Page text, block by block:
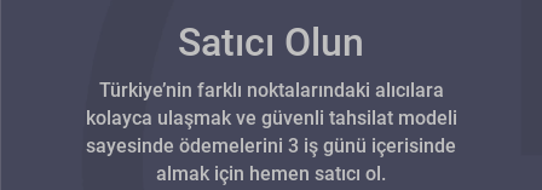
Satıcı Olun
Türkiye’nin farklı noktalarındaki alıcılara
kolayca ulaşmak ve güvenli tahsilat modeli
sayesinde ödemelerini 3 iş günü içerisinde
almak için hemen satıcı ol.